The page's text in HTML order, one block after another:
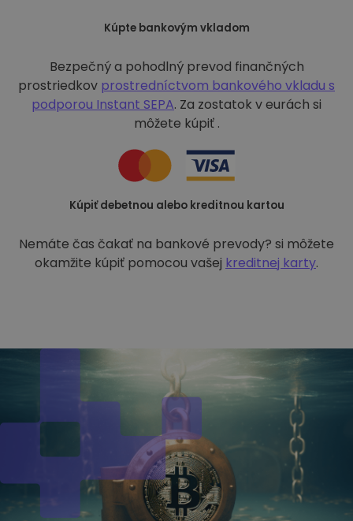
Kúpte bankovým vkladom
Bezpečný a pohodlný prevod finančných
prostriedkov prostredníctvom bankového vkladu s
podporou Instant SEPA. Za zostatok v eurách si
môžete kúpiť .
Kúpiť debetnou alebo kreditnou kartou
Nemáte čas čakať na bankové prevody? si môžete
okamžite kúpiť pomocou vašej kreditnej karty.